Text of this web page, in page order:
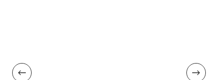
АКСЕССУАРЫ